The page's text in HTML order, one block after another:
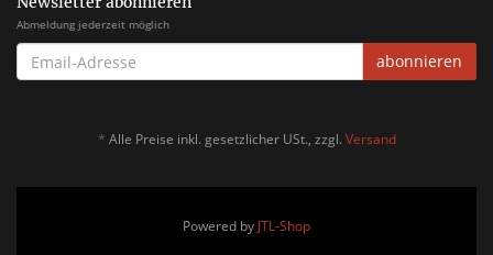
Abmeldung jederzeit möglich
EMAIL-
ADRESSE
abonnieren
* Alle Preise inkl. gesetzlicher USt., zzgl. Versand
Powered by JTL-Shop